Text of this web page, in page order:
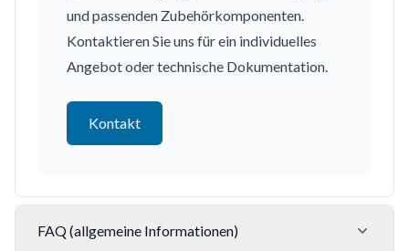
und passenden Zubehörkomponenten.
Kontaktieren Sie uns für ein individuelles
Angebot oder technische Dokumentation.
Kontakt
FAQ (allgemeine Informationen)